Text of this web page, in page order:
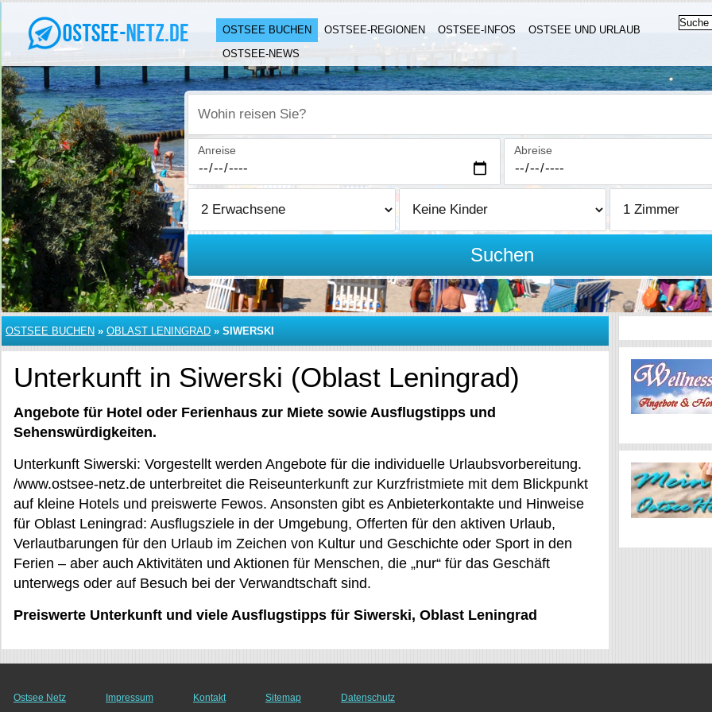
OSTSEE BUCHEN OSTSEE-REGIONEN OSTSEE-INFOS
OSTSEE UND URLAUB
OSTSEE-NEWS
Wohin reisen Sie?
Anreise Abreise
Suchen
OSTSEE BUCHEN » OBLAST LENINGRAD » SIWERSKI
Unterkunft in Siwerski (Oblast Leningrad)
Angebote für Hotel oder Ferienhaus zur Miete sowie Ausflugstipps und
Sehenswürdigkeiten.
Unterkunft Siwerski: Vorgestellt werden Angebote für die individuelle Urlaubsvorbereitung.
/www.ostsee-netz.de unterbreitet die Reiseunterkunft zur Kurzfristmiete mit dem Blickpunkt
auf kleine Hotels und preiswerte Fewos. Ansonsten gibt es Anbieterkontakte und Hinweise
für Oblast Leningrad: Ausflugsziele in der Umgebung, Offerten für den aktiven Urlaub,
Verlautbarungen für den Urlaub im Zeichen von Kultur und Geschichte oder Sport in den
Ferien – aber auch Aktivitäten und Aktionen für Menschen, die „nur“ für das Geschäft
unterwegs oder auf Besuch bei der Verwandtschaft sind.
Preiswerte Unterkunft und viele Ausflugstipps für Siwerski, Oblast Leningrad
Ostsee Netz Impressum Kontakt Sitemap Datenschutz